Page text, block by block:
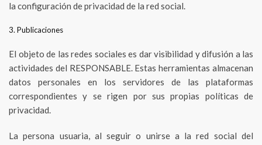
la configuración de privacidad de la red social.
3. Publicaciones
El objeto de las redes sociales es dar visibilidad y difusión a las
actividades del RESPONSABLE. Estas herramientas almacenan
datos personales en los servidores de las plataformas
correspondientes y se rigen por sus propias políticas de
privacidad.
La persona usuaria, al seguir o unirse a la red social del